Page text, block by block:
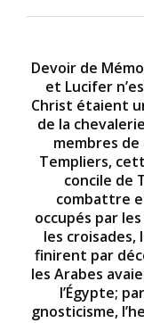
Devoir de
et Lucifer
Christ étaient
de la
membres
Templiers,
concile de
combattre
occupés par
les
finirent par
les Arabes
l’Égypte;
gnosticisme,